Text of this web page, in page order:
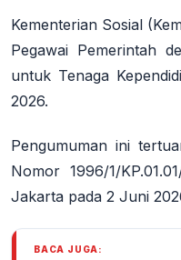
Kementerian Sosial
Pegawai Pemerintah
untuk Tenaga
2026.
Pengumuman ini
Nomor 1996/1/
Jakarta pada 2 Juni
BACA JUGA: